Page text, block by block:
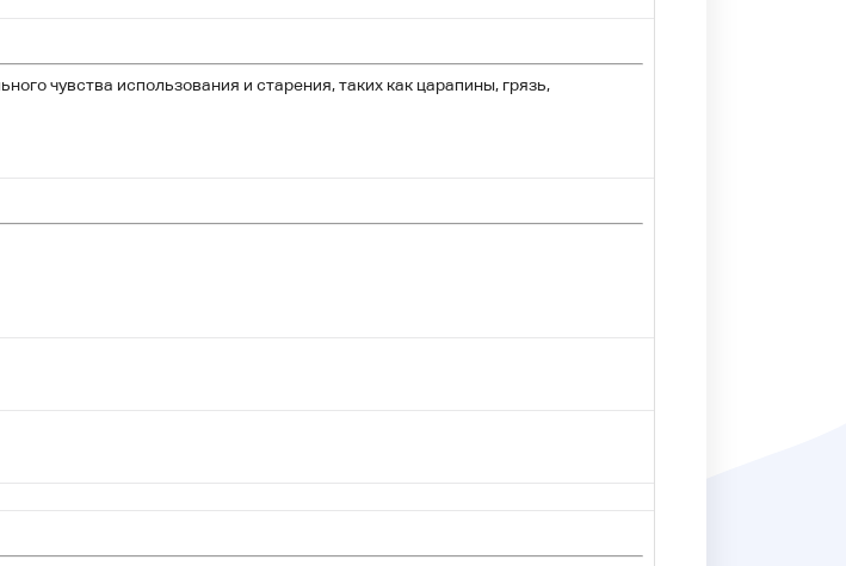
чувства использования и старения, таких как царапины, грязь,